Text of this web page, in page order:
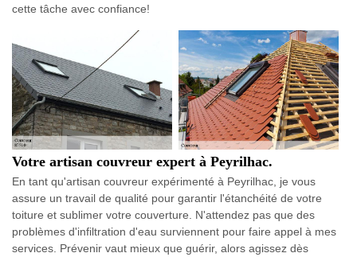
cette tâche avec confiance!
Votre artisan couvreur expert à Peyrilhac.
En tant qu'artisan couvreur expérimenté à Peyrilhac, je vous
assure un travail de qualité pour garantir l'étanchéité de votre
toiture et sublimer votre couverture. N'attendez pas que des
problèmes d'infiltration d'eau surviennent pour faire appel à mes
services. Prévenir vaut mieux que guérir, alors agissez dès